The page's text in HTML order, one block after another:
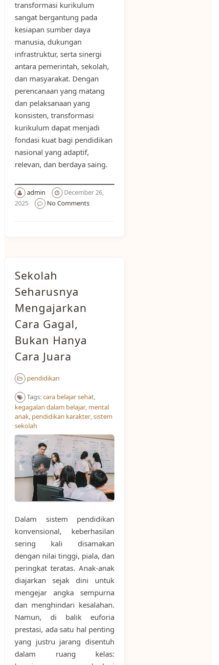
transformasi kurikulum
sangat bergantung pada
kesiapan sumber daya
manusia, dukungan
infrastruktur, serta sinergi
antara pemerintah, sekolah,
dan masyarakat. Dengan
perencanaan yang matang
dan pelaksanaan yang
konsisten, transformasi
kurikulum dapat menjadi
fondasi kuat bagi pendidikan
nasional yang adaptif,
relevan, dan berdaya saing.
admin
December 26,
2025
No Comments
Sekolah
Seharusnya
Mengajarkan
Cara Gagal,
Bukan Hanya
Cara Juara
pendidikan
Tags:cara belajar sehat,
kegagalan dalam belajar, mental
anak, pendidikan karakter,sistem
sekolah
Dalam sistem pendidikan
konvensional, keberhasilan
sering kali disamakan
dengan nilai tinggi, piala, dan
peringkat teratas. Anak-anak
diajarkan sejak dini untuk
mengejar angka sempurna
dan menghindari kesalahan.
Namun, di balik euforia
prestasi, ada satu hal penting
yang justru jarang disentuh
dalam ruang kelas: